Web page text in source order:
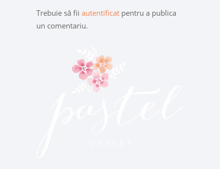
Trebuie să fii autentificat pentru a publica
un comentariu.